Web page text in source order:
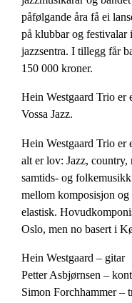
påfølgande åra få ei
på klubbar og festivalar
jazzsentra. I tillegg får
150 000 kroner.
Hein Westgaard Trio er
Vossa Jazz.
Hein Westgaard Trio er
alt er lov: Jazz,
samtids- og
mellom komposisjon
elastisk.
Oslo, men no basert i
Hein Westgaard – gitar
Petter Asbjørnsen –
Simon Forchhammer –